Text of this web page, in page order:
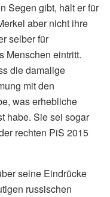
Segen gibt, hält er für
aber nicht ihre
selber für
Menschen eintritt.
die damalige
mit den
was erhebliche
habe. Sie sei sogar
rechten PiS 2015
seine Eindrücke
russischen